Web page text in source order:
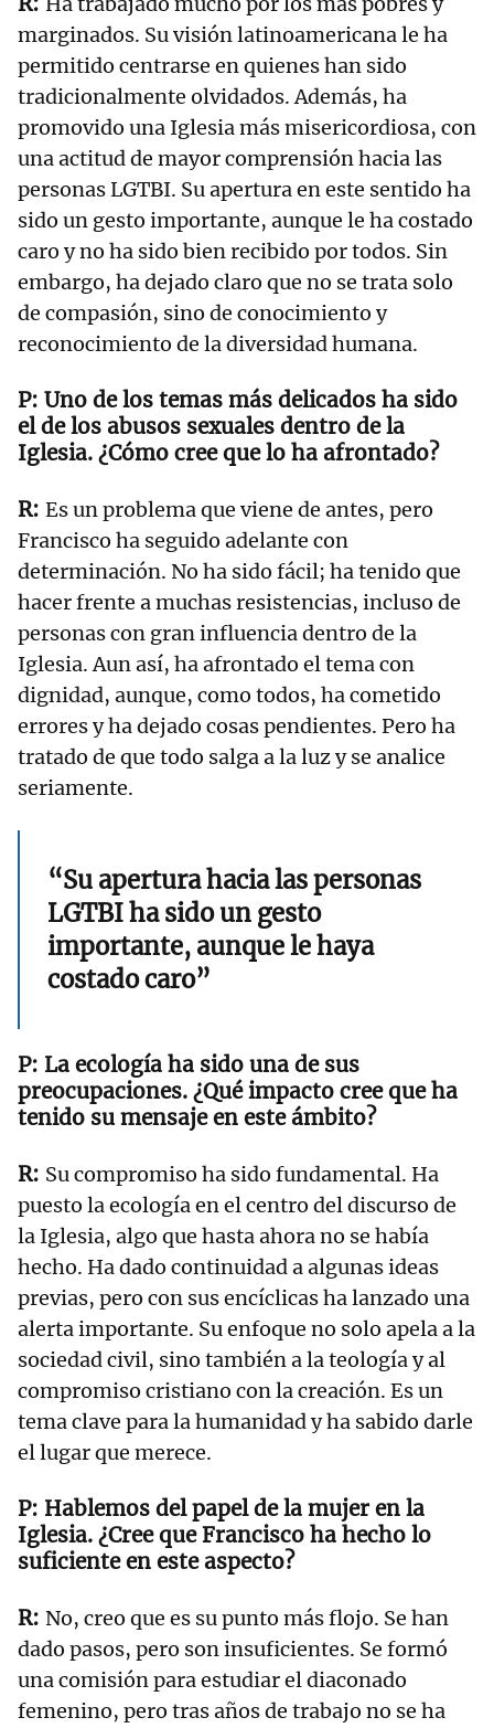
marginados. Su visión latinoamericana le ha
permitido centrarse en quienes han sido
tradicionalmente olvidados. Además, ha
promovido una Iglesia más misericordiosa, con
una actitud de mayor comprensión hacia las
personas LGTBI. Su apertura en este sentido ha
sido un gesto importante, aunque le ha costado
caro y no ha sido bien recibido por todos. Sin
embargo, ha dejado claro que no se trata solo
de compasión, sino de conocimiento y
reconocimiento de la diversidad humana.
Uno de los temas más delicados ha sido
el de los abusos sexuales dentro de la
Iglesia. ¿Cómo cree que lo ha afrontado?
Es un problema que viene de antes, pero
Francisco ha seguido adelante con
determinación. No ha sido fácil; ha tenido que
hacer frente a muchas resistencias, incluso de
personas con gran influencia dentro de la
Iglesia. Aun así, ha afrontado el tema con
dignidad, aunque, como todos, ha cometido
errores y ha dejado cosas pendientes. Pero ha
tratado de que todo salga a la luz y se analice
seriamente.
“Su apertura hacia las personas
LGTBI ha sido un gesto
importante, aunque le haya
costado caro”
La ecología ha sido una de sus
preocupaciones. ¿Qué impacto cree que ha
tenido su mensaje en este ámbito?
Su compromiso ha sido fundamental. Ha
puesto la ecología en el centro del discurso de
la Iglesia, algo que hasta ahora no se había
hecho. Ha dado continuidad a algunas ideas
previas, pero con sus encíclicas ha lanzado una
alerta importante. Su enfoque no solo apela a la
sociedad civil, sino también a la teología y al
compromiso cristiano con la creación. Es un
tema clave para la humanidad y ha sabido darle
el lugar que merece.
Hablemos del papel de la mujer en la
Iglesia. ¿Cree que Francisco ha hecho lo
suficiente en este aspecto?
No, creo que es su punto más flojo. Se han
dado pasos, pero son insuficientes. Se formó
una comisión para estudiar el diaconado
femenino, pero tras años de trabajo no se ha